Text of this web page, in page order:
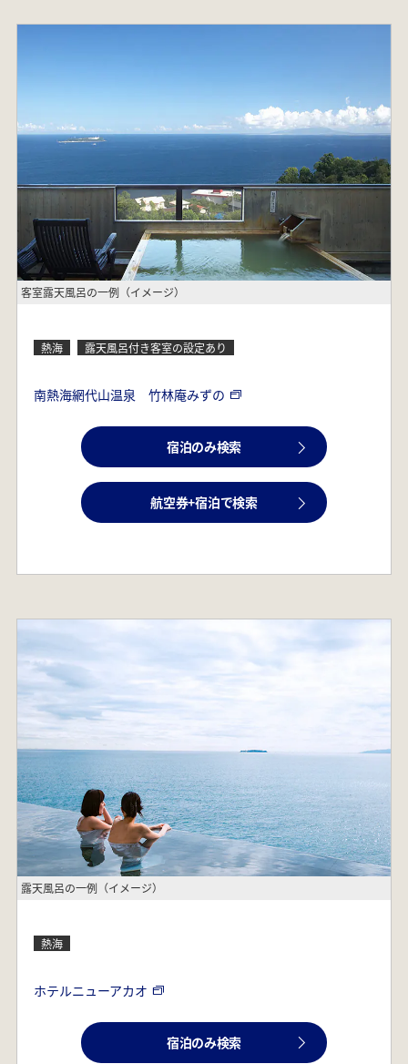
客室露天風呂の一例（イメージ）
熱海 露天風呂付き客室の設定あり
南熱海網代山温泉 竹林庵みずの
宿泊のみ検索
航空券+宿泊で検索
露天風呂の一例（イメージ）
熱海
ホテルニューアカオ
宿泊のみ検索